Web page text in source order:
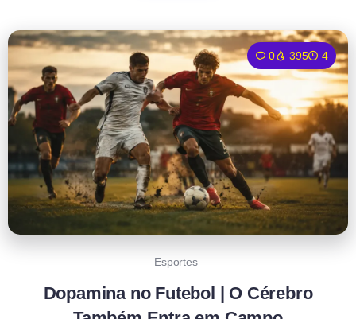
0 395 4
Esportes
Dopamina no Futebol | O Cérebro